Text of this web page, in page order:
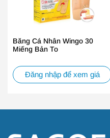
Băng Cá Nhân Wingo 30
Miếng Bản To
Đăng nhập để xem giá